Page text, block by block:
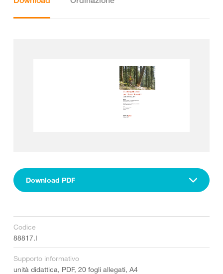
Download PDF
Codice
88817.I
Supporto informativo
unità didattica, PDF, 20 fogli allegati, A4